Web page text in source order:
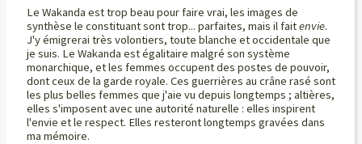
Le Wakanda est trop beau pour faire vrai, les images de
synthèse le constituant sont trop... parfaites, mais il faitenvie.
J'y émigrerai très volontiers, toute blanche et occidentale que
je suis. Le Wakanda est égalitaire malgré son système
monarchique, et les femmes occupent des postes de pouvoir,
dont ceux de la garde royale. Ces guerrières au crâne rasé sont
les plus belles femmes que j'aie vu depuis longtemps ; altières,
elles s'imposent avec une autorité naturelle : elles inspirent
l'envie et le respect. Elles resteront longtemps gravées dans
ma mémoire.